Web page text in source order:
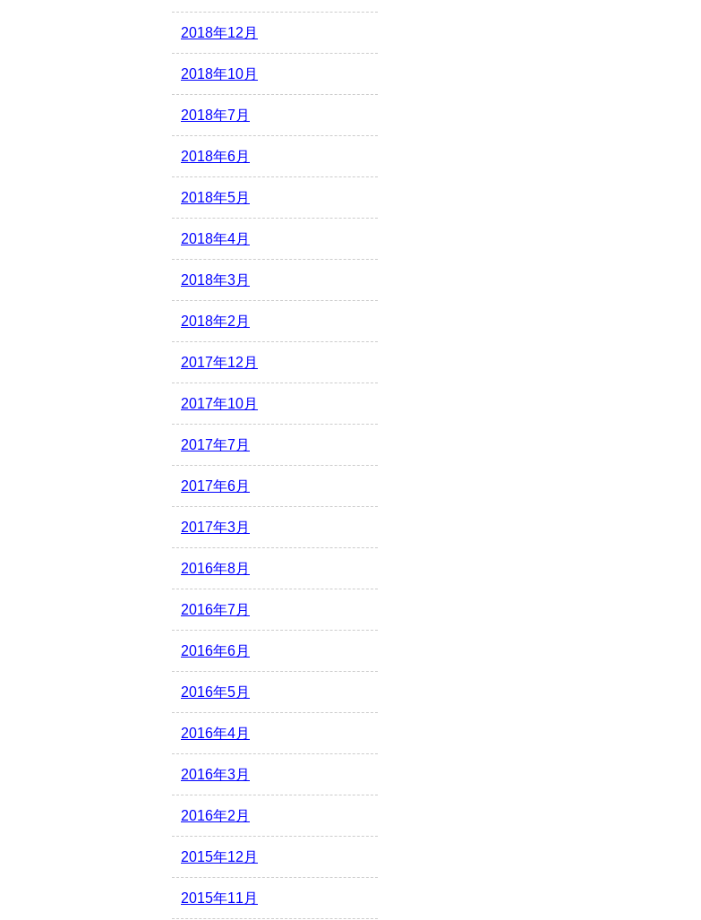
2018年12月
2018年10月
2018年7月
2018年6月
2018年5月
2018年4月
2018年3月
2018年2月
2017年12月
2017年10月
2017年7月
2017年6月
2017年3月
2016年8月
2016年7月
2016年6月
2016年5月
2016年4月
2016年3月
2016年2月
2015年12月
2015年11月